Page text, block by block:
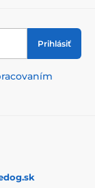
Prihlásiť